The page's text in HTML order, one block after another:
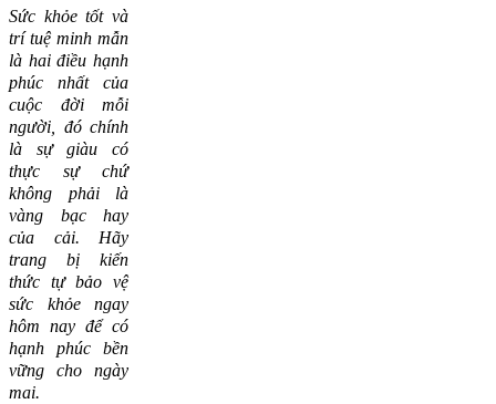
Sức khỏe tốt và
trí tuệ minh mẫn
là hai điều hạnh
phúc nhất của
cuộc đời mỗi
người, đó chính
là sự giàu có
thực sự chứ
không phải là
vàng bạc hay
của cải. Hãy
trang bị kiến
thức tự bảo vệ
sức khỏe ngay
hôm nay để có
hạnh phúc bền
vững cho ngày
mai.